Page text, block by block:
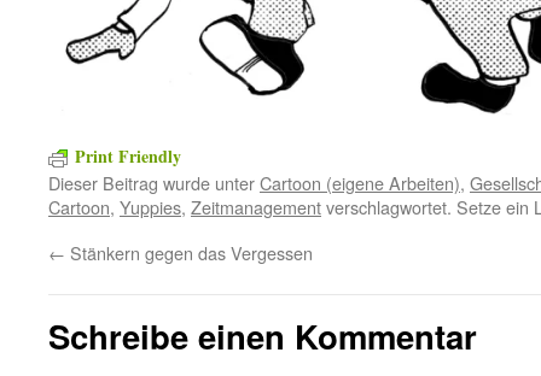
Print Friendly
Dieser Beitrag wurde unterCartoon (eigene Arbeiten),
Cartoon, Yuppies, Zeitmanagementverschlagwortet. Setze ein
← Stänkern gegen das Vergessen
Schreibe einen Kommentar